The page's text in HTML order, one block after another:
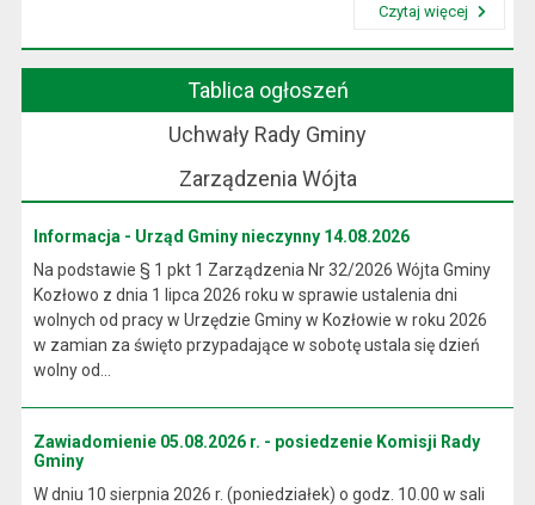
Czytaj więcej
Tablica ogłoszeń
Uchwały Rady Gminy
Zarządzenia Wójta
Informacja - Urząd Gminy nieczynny 14.08.2026
Na podstawie § 1 pkt 1 Zarządzenia Nr 32/2026 Wójta Gminy
Kozłowo z dnia 1 lipca 2026 roku w sprawie ustalenia dni
wolnych od pracy w Urzędzie Gminy w Kozłowie w roku 2026
w zamian za święto przypadające w sobotę ustala się dzień
wolny od...
Zawiadomienie 05.08.2026 r. - posiedzenie Komisji Rady
Gminy
W dniu 10 sierpnia 2026 r. (poniedziałek) o godz. 10.00 w sali